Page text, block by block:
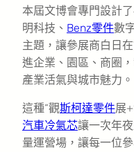
本屆文博會專門設計
明科技、 Benz零件數
主題，讓參展商白日
進企業、園區、商圈
產業活氣與城市魅力。
這種“觀斯柯達零件展
汽車冷氣芯讓一次年
量運營場，讓每一位